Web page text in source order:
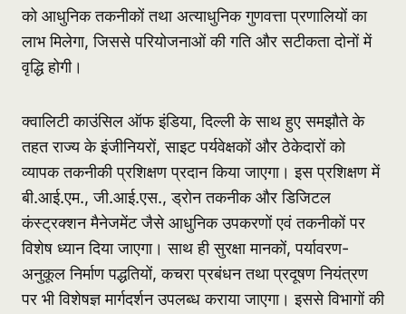
को आधुनिक तकनीकों तथा अत्याधुनिक गुणवत्ता प्रणालियों का
लाभ मिलेगा, जिससे परियोजनाओं की गति और सटीकता दोनों में
वृद्धि होगी।
क्वालिटी काउंसिल ऑफ इंडिया, दिल्ली के साथ हुए समझौते के
तहत राज्य के इंजीनियरों, साइट पर्यवेक्षकों और ठेकेदारों को
व्यापक तकनीकी प्रशिक्षण प्रदान किया जाएगा। इस प्रशिक्षण में
बी.आई.एम., जी.आई.एस., ड्रोन तकनीक और डिजिटल
कंस्ट्रक्शन मैनेजमेंट जैसे आधुनिक उपकरणों एवं तकनीकों पर
विशेष ध्यान दिया जाएगा। साथ ही सुरक्षा मानकों, पर्यावरण-
अनुकूल निर्माण पद्धतियों, कचरा प्रबंधन तथा प्रदूषण नियंत्रण
पर भी विशेषज्ञ मार्गदर्शन उपलब्ध कराया जाएगा। इससे विभागों की